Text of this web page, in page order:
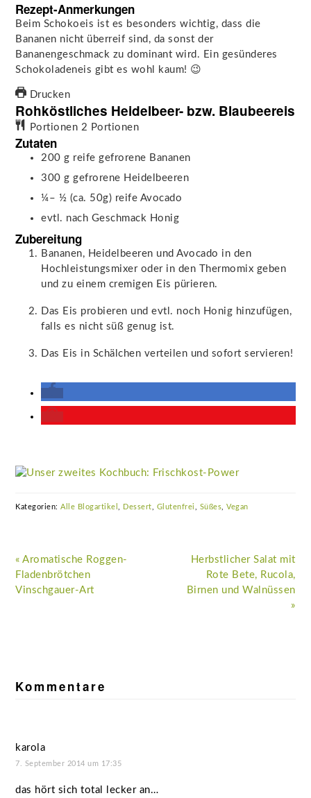
Rezept-Anmerkungen
Beim Schokoeis ist es besonders wichtig, dass die
Bananen nicht überreif sind, da sonst der
Bananengeschmack zu dominant wird. Ein gesünderes
Schokoladeneis gibt es wohl kaum! 😉
Drucken
Rohköstliches Heidelbeer- bzw. Blaubeereis
Portionen 2 Portionen
Zutaten
200 g reife gefrorene Bananen
300 g gefrorene Heidelbeeren
¼– ½ (ca. 50g) reife Avocado
evtl. nach Geschmack Honig
Zubereitung
Bananen, Heidelbeeren und Avocado in den
Hochleistungsmixer oder in den Thermomix geben
und zu einem cremigen Eis pürieren.
Das Eis probieren und evtl. noch Honig hinzufügen,
falls es nicht süß genug ist.
Das Eis in Schälchen verteilen und sofort servieren!
Kategorien:Alle Blogartikel Dessert Glutenfrei Süßes ,Vegan
Vorheriger
Beitrag:
« Aromatische Roggen-
Fladenbrötchen
Vinschgauer-Art
Nächster
Beitrag:
Herbstlicher Salat mit
Rote Bete, Rucola,
Birnen und Walnüssen
»
Kommentare
karola
7. September 2014 um 17:35
das hört sich total lecker an…